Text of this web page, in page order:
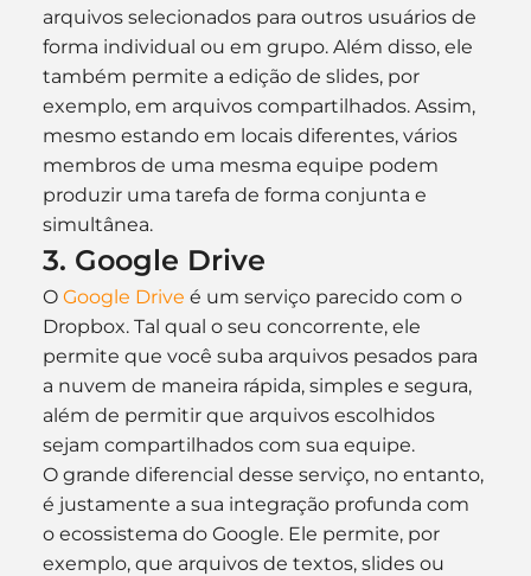
arquivos selecionados para outros usuários de
forma individual ou em grupo. Além disso, ele
também permite a edição de slides, por
exemplo, em arquivos compartilhados. Assim,
mesmo estando em locais diferentes, vários
membros de uma mesma equipe podem
produzir uma tarefa de forma conjunta e
simultânea.
3. Google Drive
O Google Drive é um serviço parecido com o
Dropbox. Tal qual o seu concorrente, ele
permite que você suba arquivos pesados para
a nuvem de maneira rápida, simples e segura,
além de permitir que arquivos escolhidos
sejam compartilhados com sua equipe.
O grande diferencial desse serviço, no entanto,
é justamente a sua integração profunda com
o ecossistema do Google. Ele permite, por
exemplo, que arquivos de textos, slides ou